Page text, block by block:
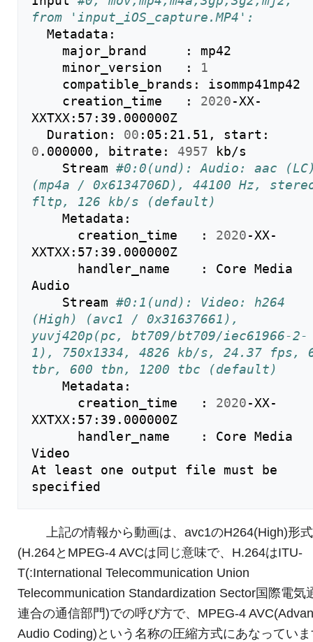
from 'input_iOS_capture.MP4':
    minor_version   :
1
    creation_time   :
2020-XX-
XXTXX:57:39.000000Z
  Duration:
00
0 .000000, bitrate: 4957 kb/s
    Stream
#0:0(und): Audio: aac
(mp4a / 0x6134706D), 44100 Hz,
fltp, 126 kb/s (default)
      creation_time   :
2020-XX-
XXTXX:57:39.000000Z
Audio
    Stream
#0:1(und): Video: h264
(High) (avc1 / 0x31637661),
yuvj420p(pc, bt709/bt709/iec61966-2-
1), 750x1334, 4826 kb/s, 24.37 fps,
tbr, 600 tbn, 1200 tbc (default)
      creation_time   :
2020-XX-
XXTXX:57:39.000000Z
Video
At least one output file must be
上記の情報から動画は、avc1のH264(High)形式
(H.264とMPEG-4 AVCは同じ意味で、H.264はITU-
T(:International Telecommunication Union
Telecommunication Standardization Sector国際電気
連合の通信部門)での呼び方で、MPEG-4
Audio Coding)という名称の圧縮方式にあなってい